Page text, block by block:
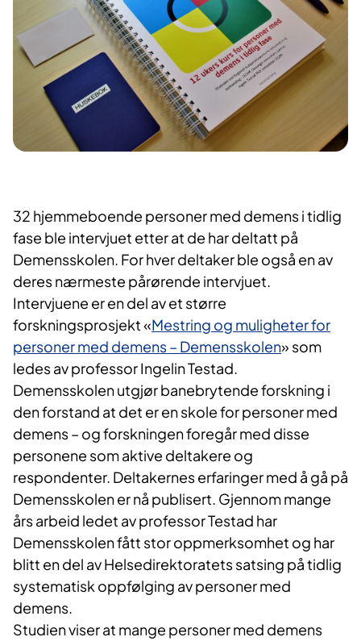
32 hjemmeboende personer med demens i tidlig
fase ble intervjuet etter at de har deltatt på
Demensskolen. For hver deltaker ble også en av
deres nærmeste pårørende intervjuet.
Intervjuene er en del av et større
forskningsprosjekt «Mestring og muligheter for
personer med demens – Demensskolen» som
ledes av professor Ingelin Testad.
Demensskolen utgjør banebrytende forskning i
den forstand at det er en skole for personer med
demens – og forskningen foregår med disse
personene som aktive deltakere og
respondenter. Deltakernes erfaringer med å gå på
Demensskolen er nå publisert. Gjennom mange
års arbeid ledet av professor Testad har
Demensskolen fått stor oppmerksomhet og har
blitt en del av Helsedirektoratets satsing på tidlig
systematisk oppfølging av personer med
demens.
Studien viser at mange personer med demens